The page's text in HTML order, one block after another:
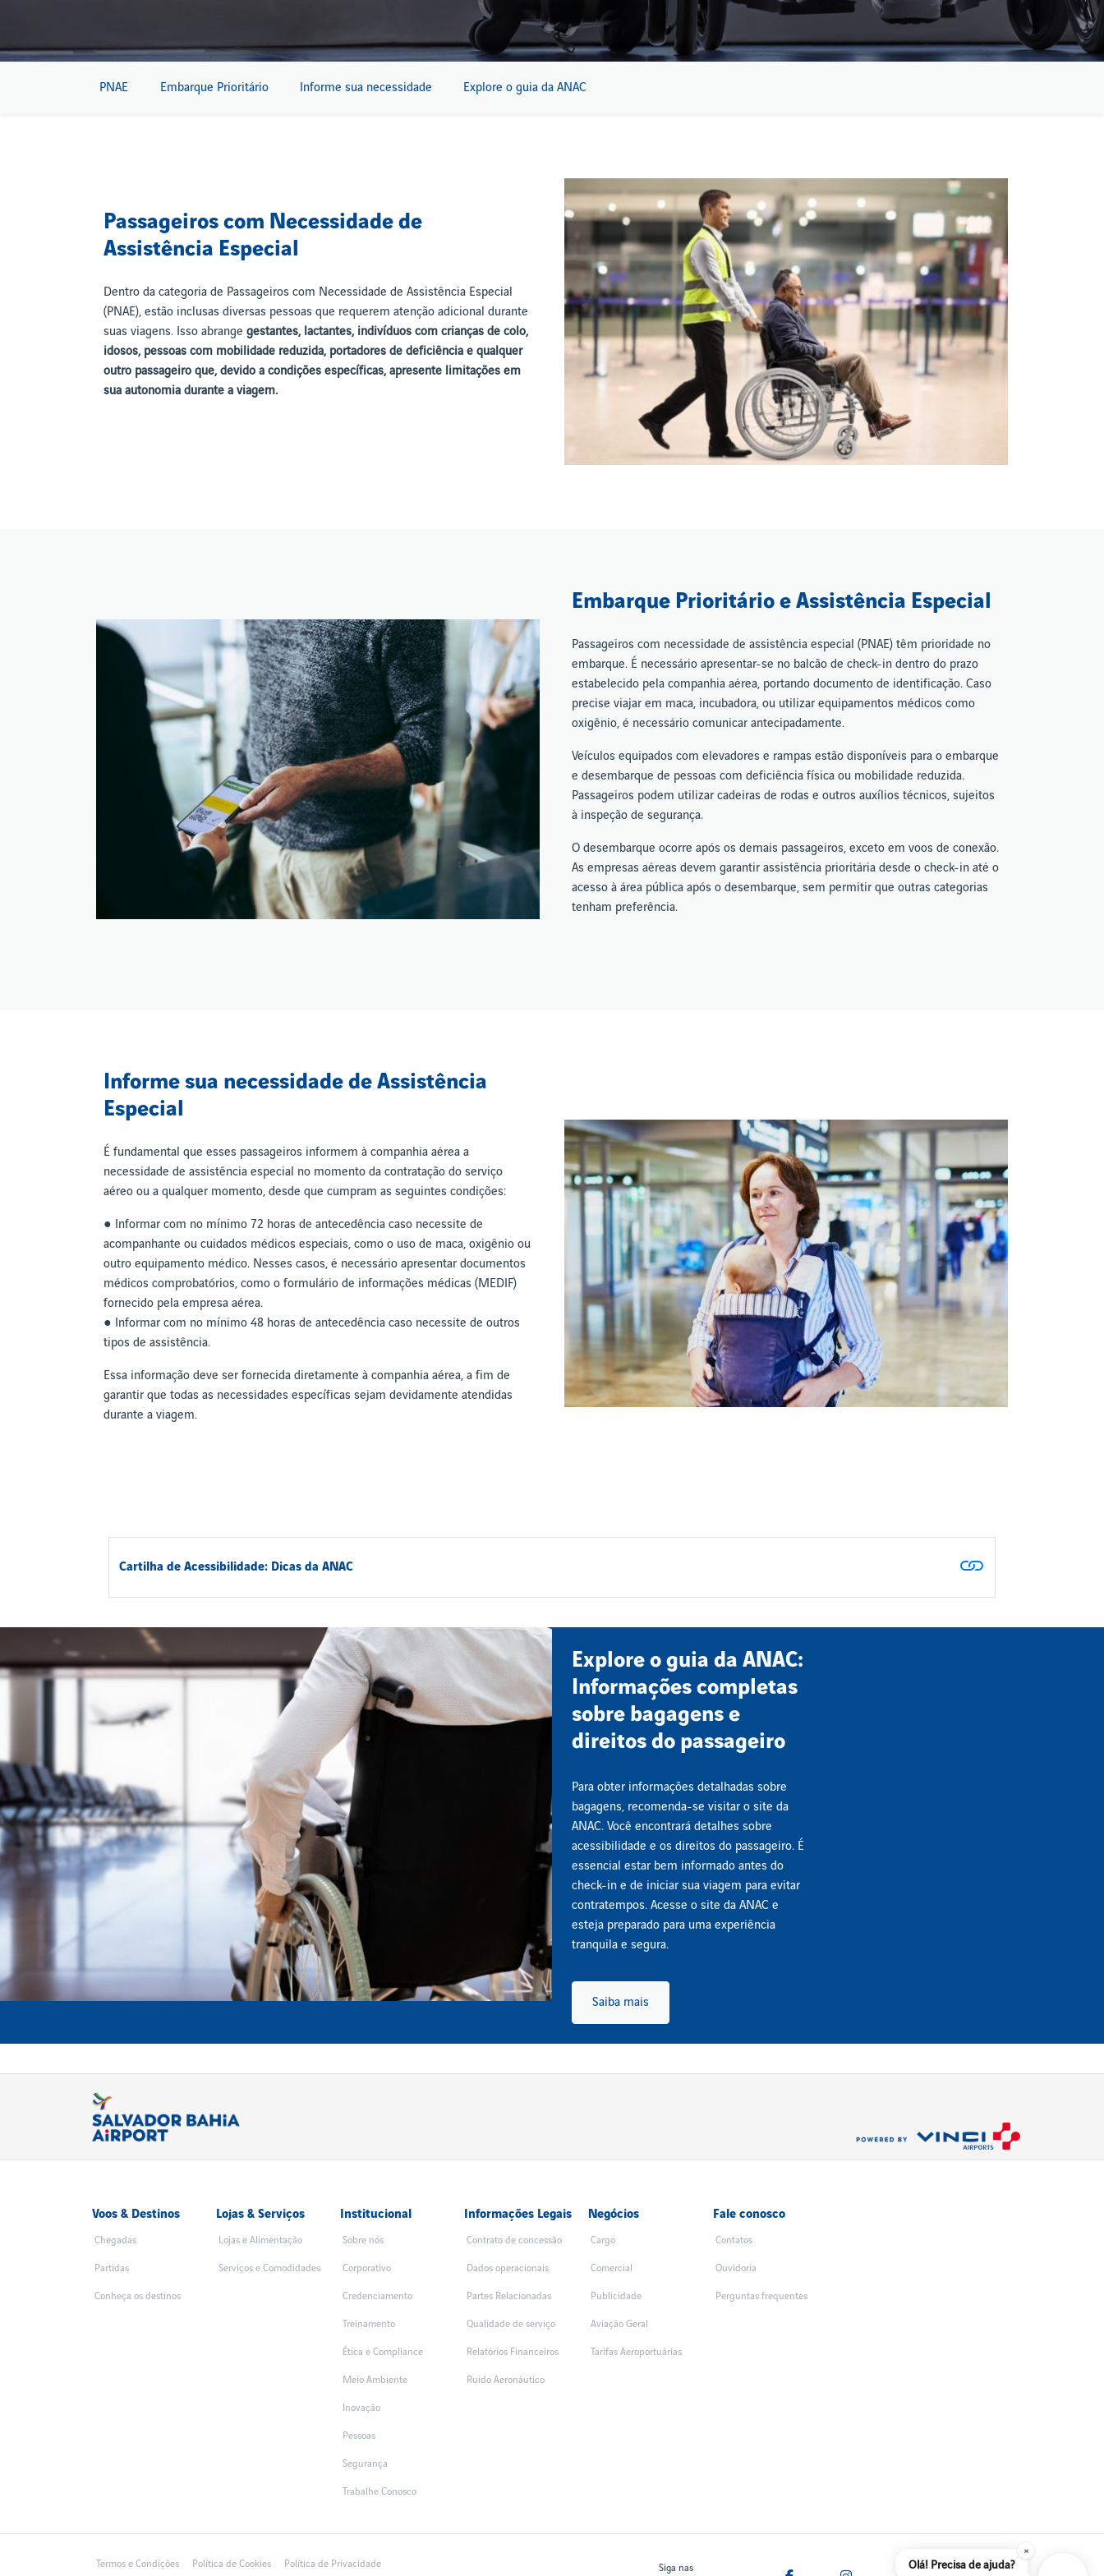
PNAE Embarque Prioritário Informe sua necessidade Explore o guia da ANAC
Passageiros com Necessidade de
Assistência Especial
Dentro da categoria de Passageiros com Necessidade de Assistência Especial
(PNAE), estão inclusas diversas pessoas que requerem atenção adicional durante
suas viagens. Isso abrange gestantes, lactantes, indivíduos com crianças de colo,
idosos, pessoas com mobilidade reduzida, portadores de deficiência e qualquer
outro passageiro que, devido a condições específicas, apresente limitações em
sua autonomia durante a viagem.
Embarque Prioritário e Assistência Especial
Passageiros com necessidade de assistência especial (PNAE) têm prioridade no
embarque. É necessário apresentar-se no balcão de check-in dentro do prazo
estabelecido pela companhia aérea, portando documento de identificação. Caso
precise viajar em maca, incubadora, ou utilizar equipamentos médicos como
oxigênio, é necessário comunicar antecipadamente.
Veículos equipados com elevadores e rampas estão disponíveis para o embarque
e desembarque de pessoas com deficiência física ou mobilidade reduzida.
Passageiros podem utilizar cadeiras de rodas e outros auxílios técnicos, sujeitos
à inspeção de segurança.
O desembarque ocorre após os demais passageiros, exceto em voos de conexão.
As empresas aéreas devem garantir assistência prioritária desde o check-in até o
acesso à área pública após o desembarque, sem permitir que outras categorias
tenham preferência.
Informe sua necessidade de Assistência
Especial
É fundamental que esses passageiros informem à companhia aérea a
necessidade de assistência especial no momento da contratação do serviço
aéreo ou a qualquer momento, desde que cumpram as seguintes condições:
● Informar com no mínimo 72 horas de antecedência caso necessite de
acompanhante ou cuidados médicos especiais, como o uso de maca, oxigênio ou
outro equipamento médico. Nesses casos, é necessário apresentar documentos
médicos comprobatórios, como o formulário de informações médicas (MEDIF)
fornecido pela empresa aérea.
● Informar com no mínimo 48 horas de antecedência caso necessite de outros
tipos de assistência.
Essa informação deve ser fornecida diretamente à companhia aérea, a fim de
garantir que todas as necessidades específicas sejam devidamente atendidas
durante a viagem.
Cartilha de Acessibilidade: Dicas da ANAC
Explore o guia da ANAC:
Informações completas
sobre bagagens e
direitos do passageiro
Para obter informações detalhadas sobre
bagagens, recomenda-se visitar o site da
ANAC. Você encontrará detalhes sobre
acessibilidade e os direitos do passageiro. É
essencial estar bem informado antes do
check-in e de iniciar sua viagem para evitar
contratempos. Acesse o site da ANAC e
esteja preparado para uma experiência
tranquila e segura.
Saiba mais
Voos & Destinos
Chegadas
Partidas
Conheça os destinos
Lojas & Serviços
Lojas e Alimentação
Serviços e Comodidades
Institucional
Sobre nós
Corporativo
Credenciamento
Treinamento
Ética e Compliance
Meio Ambiente
Inovação
Pessoas
Segurança
Trabalhe Conosco
Informações Legais
Contrato de concessão
Dados operacionais
Partes Relacionadas
Qualidade de serviço
Relatórios Financeiros
Ruido Aeronáutico
Negócios
Cargo
Comercial
Publicidade
Aviação Geral
Tarifas Aeroportuárias
Fale conosco
Contatos
Ouvidoria
Perguntas frequentes
Termos e Condições Política de Cookies Política de Privacidade Siga nas Olá! Precisa de ajuda?
×